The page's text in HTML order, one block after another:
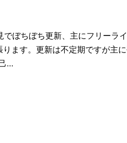
ぼちぼち更新、主にフリーラ
ます。更新は不定期ですが主
…